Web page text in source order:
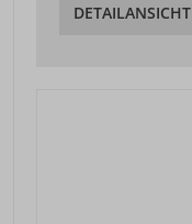
DETAILANSICHT